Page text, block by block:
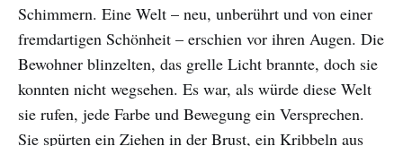
Schimmern. Eine Welt – neu, unberührt und von einer
fremdartigen Schönheit – erschien vor ihren Augen. Die
Bewohner blinzelten, das grelle Licht brannte, doch sie
konnten nicht wegsehen. Es war, als würde diese Welt
sie rufen, jede Farbe und Bewegung ein Versprechen.
Sie spürten ein Ziehen in der Brust, ein Kribbeln aus